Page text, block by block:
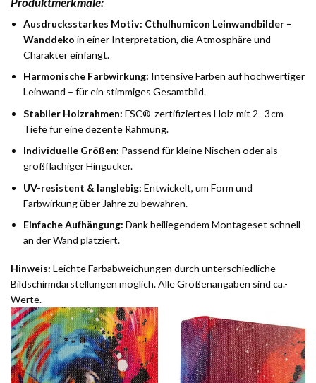
Ausdrucksstarkes Motiv: Cthulhumicon Leinwandbilder –
Wanddeko in einer Interpretation, die Atmosphäre und
Charakter einfängt.
Harmonische Farbwirkung: Intensive Farben auf hochwertiger
Leinwand – für ein stimmiges Gesamtbild.
Stabiler Holzrahmen: FSC®-zertifiziertes Holz mit 2–3 cm
Tiefe für eine dezente Rahmung.
Individuelle Größen: Passend für kleine Nischen oder als
großflächiger Hingucker.
UV-resistent & langlebig: Entwickelt, um Form und
Farbwirkung über Jahre zu bewahren.
Einfache Aufhängung: Dank beiliegendem Montageset schnell
an der Wand platziert.
Hinweis: Leichte Farbabweichungen durch unterschiedliche
Bildschirmdarstellungen möglich. Alle Größenangaben sind ca.-
Werte.